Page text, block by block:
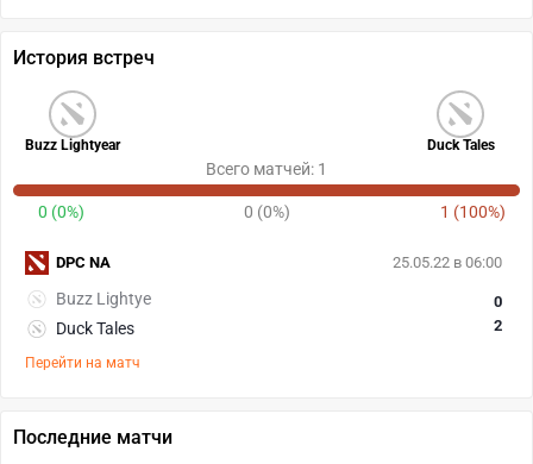
История встреч
Buzz Lightyear Duck Tales
Всего матчей: 1
0 (0%) 0 (0%) 1 (100%)
25.05.22 в 06:00
Buzz Lightye
Duck Tales
0
2
Перейти на матч
DPC NA
Последние матчи